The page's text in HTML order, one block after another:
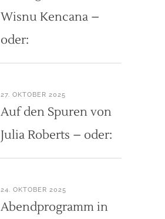
Wisnu Kencana –
oder:
27. OKTOBER 2025
Auf den Spuren von
Julia Roberts – oder:
24. OKTOBER 2025
Abendprogramm in